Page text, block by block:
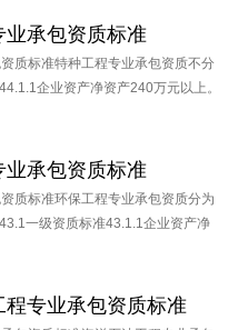
业承包资质标准
质标准特种工程专业承包资质不分
企业资产净资产240万元以上。
业承包资质标准
质标准环保工程专业承包资质分为
一级资质标准43.1.1企业资产净
程专业承包资质标准